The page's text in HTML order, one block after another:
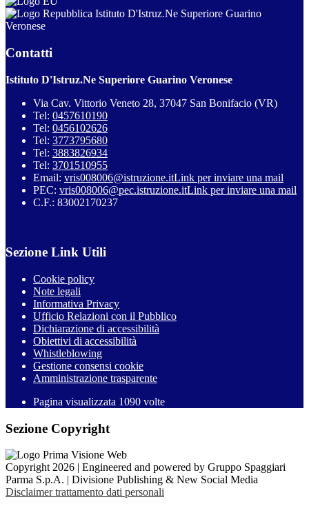
Istituto D'Istruz.Ne Superiore Guarino
Veronese
Contatti
Istituto D'Istruz.Ne Superiore Guarino Veronese
Via Cav. Vittorio Veneto 28, 37047 San Bonifacio (VR)
Tel: 0457610190
Tel: 0456102626
Tel: 3773795680
Tel: 3883826934
Tel: 3701510955
Email: vris008006@istruzione.itLink per inviare una mail
PEC: vris008006@pec.istruzione.itLink per inviare una mail
C.F.: 83002170237
Sezione Link Utili
Cookie policy
Note legali
Informativa Privacy
Ufficio Relazioni con il Pubblico
Dichiarazione di accessibilità
Obiettivi di accessibilità
Whistleblowing
Gestione consensi cookie
Amministrazione trasparente
Pagina visualizzata 1090 volte
Sezione Copyright
Copyright 2026 | Engineered and powered by Gruppo Spaggiari
Parma S.p.A. | Divisione Publishing & New Social Media
Disclaimer trattamento dati personali